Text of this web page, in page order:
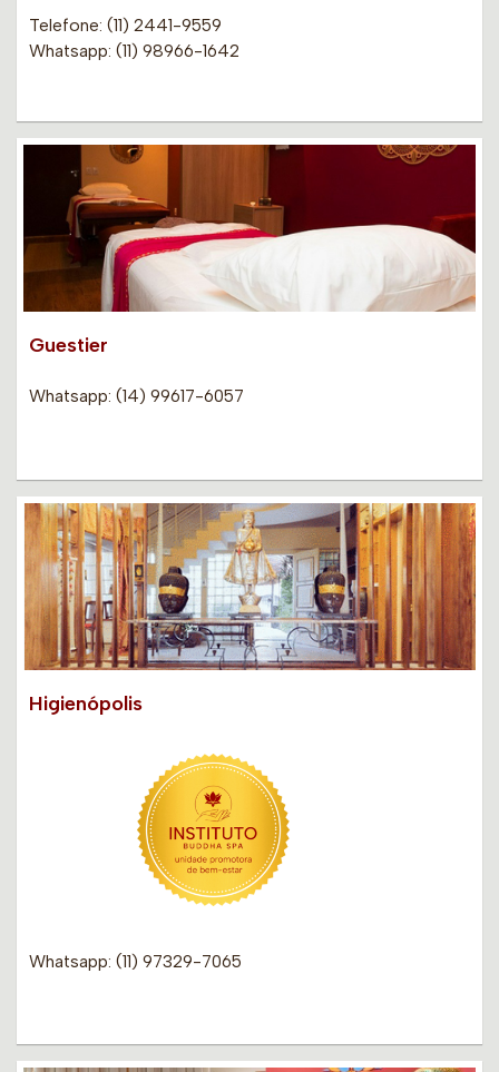
Telefone: (11) 2441-9559
Whatsapp: (11) 98966-1642
Guestier
Whatsapp: (14) 99617-6057
Higienópolis
Whatsapp: (11) 97329-7065